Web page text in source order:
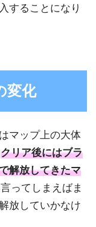
することになり
変化
マップ上の大体
クリア後にはブラ
解放してきたマ
ってしまえばま
放していかなけ